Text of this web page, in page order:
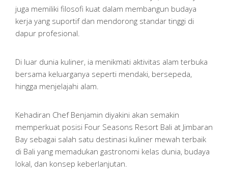
juga memiliki filosofi kuat dalam membangun budaya
kerja yang suportif dan mendorong standar tinggi di
dapur profesional.
Di luar dunia kuliner, ia menikmati aktivitas alam terbuka
bersama keluarganya seperti mendaki, bersepeda,
hingga menjelajahi alam.
Kehadiran Chef Benjamin diyakini akan semakin
memperkuat posisi Four Seasons Resort Bali at Jimbaran
Bay sebagai salah satu destinasi kuliner mewah terbaik
di Bali yang memadukan gastronomi kelas dunia, budaya
lokal, dan konsep keberlanjutan.